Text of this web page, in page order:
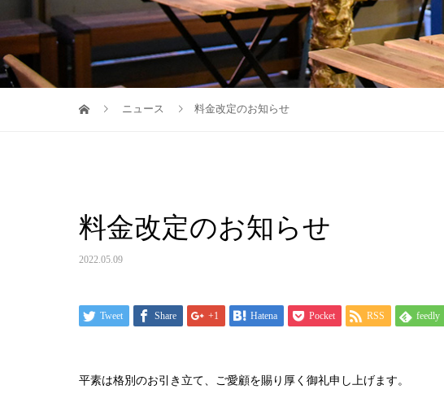
ニュース 料金改定のお知らせ
料金改定のお知らせ
2022.05.09
Tweet Share +1 Hatena Pocket RSS feedly
平素は格別のお引き立て、ご愛顧を賜り厚く御礼申し上げます。